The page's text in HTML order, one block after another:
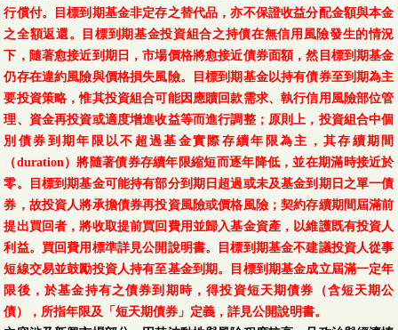
行償付。目標到期基金非定存之替代品，亦不保證收益分配金額與本金
之全額返還。目標到期基金投資組合之持債在無信用風險發生的情況
下，隨著愈接近到期日，市場價格將愈接近債券面額，然目標到期基金
仍存在違約風險與價格損失風險。目標到期基金以持有債券至到期為主
要投資策略，惟其投資組合可能因應贖回款需求、執行信用風險部位管
理、資金再投資或適度增進收益等而進行調整；原則上，投資組合中個
別債券到期年限以不超過基金實際存續年限為主，其存續期間
（duration）將隨著債券存續年限縮短而逐年降低，並在期滿時接近於
零。目標到期基金可能持有部分到期日超過或未及基金到期日之單一債
券，故投資人將承擔債券再投資風險或價格風險；契約存續期間屆滿前
提出買回者，將收取提前買回費用並歸入基金資產，以維護既有投資人
利益。買回費用標準詳見公開說明書。目標到期基金不建議投資人從事
短線交易並鼓勵投資人持有至基金到期。目標到期基金成立屆滿一定年
限後，於基金持有之債券到期時，得投資短天期債券（含短天期公
債），所指年限及「短天期債券」定義，詳見公開說明書。